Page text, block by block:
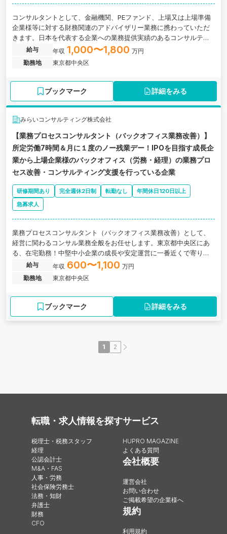
コンサルタントとして、金融機関、PEファンド、上場又は上場準備
企業様等に対する財務関連のアドバイザリー業務に携わっていただ
きます。日本を代表する企業への業務提供実績のあるコンサルティ
ングファームの求人です。
給与 年収 1,000〜1,800 万円
勤務地
東京都中央区
ブックマーク 詳細をみる
みらいコンサルティング株式会社
【業務プロセスコンサルタント（バックオフィス業務改善）】
所定労働7時間＆月に１度のノー残業デー！IPOを目指す成長企
業から上場企業様のバックオフィス（労務・経理）の業務プロ
セス改善・コンサルティング支援を行っている企業
研修期間あり 完全週休2日制 転勤なし
年間休日120日以上
急募求人
業務プロセスコンサルタント（バックオフィス業務改善）として、
経営に関わるコンサル業務全般をお任せします。東京都中央区にあ
る、在宅勤務！中堅中小企業の成長や安定運営に一番近くで寄り添
うコンサルティング業務がメインの事業会社の求人です。
給与 年収 600〜1,100 万円
勤務地
東京都中央区
ブックマーク 詳細をみる
1 2
転職・求人情報を探す
税理士・税務スタッフ
経理
公認会計士
M&A・FAS
人事・労務
社会保険労務士
法務・知財
弁護士
財務
CFO
サービス
HUPRO MAGAZINE
よくある質問
会社概要
運営会社
お問い合わせ
ご掲載希望の企業様へ
規約
利用規約